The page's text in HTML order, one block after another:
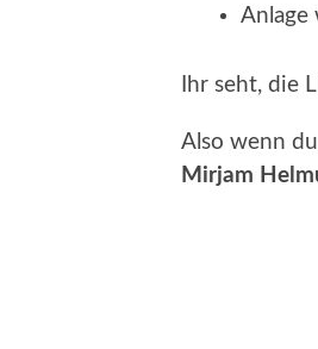
Anlage
Ihr seht, die
Also wenn
Mirjam